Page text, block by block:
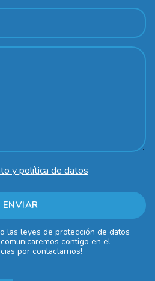
y política de datos
las leyes de protección de datos
contigo en el
por contactarnos!